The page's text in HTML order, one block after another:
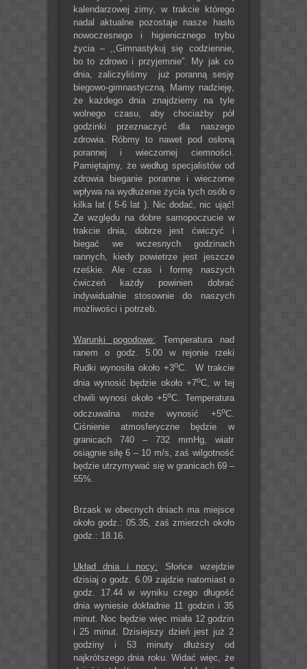
kalendarzowej zimy, w trakcie którego
nadal aktualne pozostaje nasze hasło
nowoczesnego i higienicznego trybu
życia – ,,Gimnastykuj się codziennie,
bo to zdrowo i przyjemnie”. My jak co
dnia, zaliczyliśmy już poranną sesję
biegowo-gimnastyczną. Mamy nadzieję,
że każdego dnia znajdziemy na tyle
wolnego czasu, aby chociażby pół
godzinki przeznaczyć dla naszego
zdrowia. Róbmy to nawet pod osłoną
porannej i wieczornej ciemności.
Pamiętajmy, że według specjalistów od
zdrowia bieganie poranne i wieczorne
wpływa na wydłużenie życia tych osób o
kilka lat ( 5-6 lat ). Nic dodać, nic ująć!
Ze względu na dobre samopoczucie w
trakcie dnia, dobrze jest ćwiczyć i
biegać we wczesnych godzinach
rannych, kiedy powietrze jest jeszcze
rześkie. Ale czas i formę naszych
ćwiczeń każdy powinien dobrać
indywidualnie stosownie do naszych
możliwości i potrzeb.
Warunki pogodowe: Temperatura nad
ranem o godz. 5.00 w rejonie rzeki
Rudki wynosiła około +3oC. W trakcie
dnia wynosić będzie około +7oC, w tej
chwili wynosi około +5oC. Temperatura
odczuwalna może wynosić +5oC.
Ciśnienie atmosferyczne będzie w
granicach 740 – 732 mmHg, wiatr
osiągnie siłę 6 – 10 m/s, zaś wilgotność
będzie utrzymywać się w granicach 69 –
55%.
Brzask w obecnych dniach ma miejsce
około godz.: 05.35, zaś zmierzch około
godz.: 18.16.
Układ dnia i nocy: Słońce wzejdzie
dzisiaj o godz. 6.09 zajdzie natomiast o
godz. 17.44 w wyniku czego długość
dnia wyniesie dokładnie 11 godzin i 35
minut. Noc będzie więc miała 12 godzin
i 25 minut. Dzisiejszy dzień jest już 2
godziny i 53 minuty dłuższy od
najkrótszego dnia roku. Widać więc, że